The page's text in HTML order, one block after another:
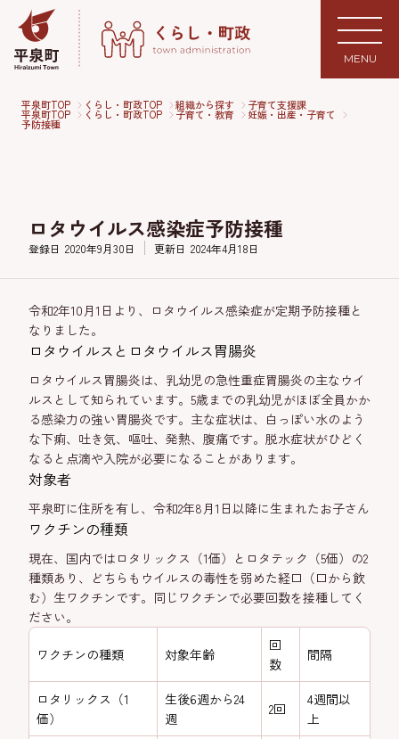
MENU
平泉町TOP くらし・町政TOP 組織から探す 子育て支援課
平泉町TOP くらし・町政TOP 子育て・教育 妊娠・出産・子育て
予防接種
ロタウイルス感染症予防接種
登録日 2020年9月30日 更新日 2024年4月18日
令和2年10月1日より、ロタウイルス感染症が定期予防接種と
なりました。
ロタウイルスとロタウイルス胃腸炎
ロタウイルス胃腸炎は、乳幼児の急性重症胃腸炎の主なウイ
ルスとして知られています。5歳までの乳幼児がほぼ全員かか
る感染力の強い胃腸炎です。主な症状は、白っぽい水のよう
な下痢、吐き気、嘔吐、発熱、腹痛です。脱水症状がひどく
なると点滴や入院が必要になることがあります。
対象者
平泉町に住所を有し、令和2年8月1日以降に生まれたお子さん
ワクチンの種類
現在、国内ではロタリックス（1価）とロタテック（5価）の2
種類あり、どちらもウイルスの毒性を弱めた経口（口から飲
む）生ワクチンです。同じワクチンで必要回数を接種してく
ださい。
ワクチンの種類 対象年齢
回
数
間隔
ロタリックス（1
価）
生後6週から24
週
2回
4週間以
上